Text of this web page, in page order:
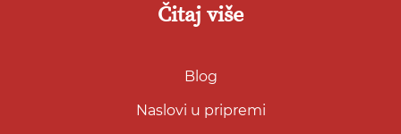
Čitaj više
Blog
Naslovi u pripremi